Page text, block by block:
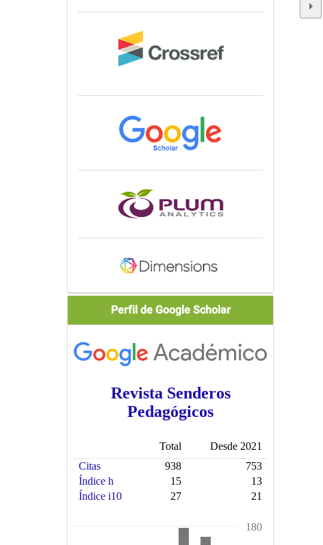
ScholarPerfil de Google Scholar